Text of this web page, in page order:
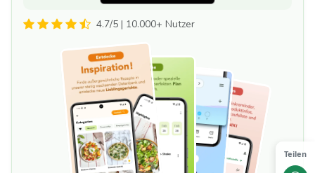
Teilen
4.7/5 | 10.000+ Nutzer